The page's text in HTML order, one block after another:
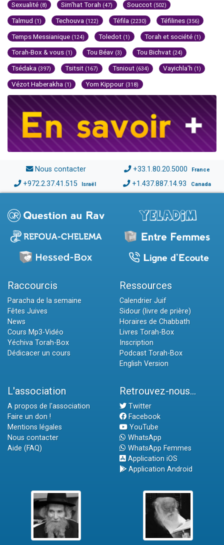
Sexualité (8) Sim'hat Torah (47) Souccot (502)
Talmud (1) Techouva (122) Téfila (2230) Téfilines (356)
Temps Messianique (124) Toledot (1) Torah et société (1)
Torah-Box & vous (1) Tou Béav (3) Tou Bichvat (24)
Tsédaka (397) Tsitsit (167) Tsniout (634) Vayichla'h (1)
Vézot Haberakha (1) Yom Kippour (318)
Nous contacter +33.1.80.20.5000 France
+972.2.37.41.515 Israël +1.437.887.14.93 Canada
Raccourcis
Paracha de la semaine
Fêtes Juives
News
Cours Mp3-Vidéo
Yéchiva Torah-Box
Dédicacer un cours
Ressources
Calendrier Juif
Sidour (livre de prière)
Horaires de Chabbath
Livres Torah-Box
Inscription
Podcast Torah-Box
English Version
L'association
A propos de l'association
Faire un don !
Mentions légales
Nous contacter
Aide (FAQ)
Retrouvez-nous...
Twitter
Facebook
YouTube
WhatsApp
WhatsApp Femmes
Application iOS
Application Android